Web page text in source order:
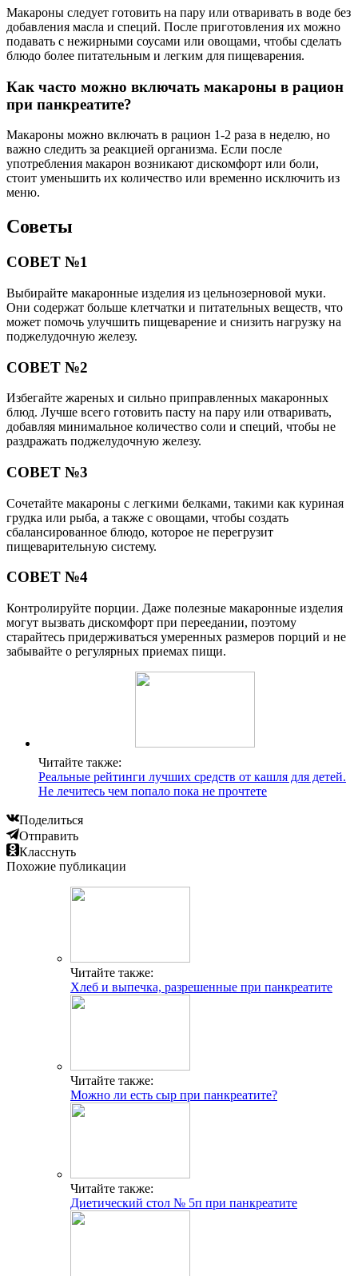
Макароны следует готовить на пару или отваривать в воде без
добавления масла и специй. После приготовления их можно
подавать с нежирными соусами или овощами, чтобы сделать
блюдо более питательным и легким для пищеварения.
Как часто можно включать макароны в рацион
при панкреатите?
Макароны можно включать в рацион 1-2 раза в неделю, но
важно следить за реакцией организма. Если после
употребления макарон возникают дискомфорт или боли,
стоит уменьшить их количество или временно исключить из
меню.
Советы
СОВЕТ №1
Выбирайте макаронные изделия из цельнозерновой муки.
Они содержат больше клетчатки и питательных веществ, что
может помочь улучшить пищеварение и снизить нагрузку на
поджелудочную железу.
СОВЕТ №2
Избегайте жареных и сильно приправленных макаронных
блюд. Лучше всего готовить пасту на пару или отваривать,
добавляя минимальное количество соли и специй, чтобы не
раздражать поджелудочную железу.
СОВЕТ №3
Сочетайте макароны с легкими белками, такими как куриная
грудка или рыба, а также с овощами, чтобы создать
сбалансированное блюдо, которое не перегрузит
пищеварительную систему.
СОВЕТ №4
Контролируйте порции. Даже полезные макаронные изделия
могут вызвать дискомфорт при переедании, поэтому
старайтесь придерживаться умеренных размеров порций и не
забывайте о регулярных приемах пищи.
Читайте также:
Реальные рейтинги лучших средств от кашля для детей.
Не лечитесь чем попало пока не прочтете
Поделиться
Отправить
Класснуть
Похожие публикации
Читайте также:
Хлеб и выпечка, разрешенные при панкреатите
Читайте также:
Можно ли есть сыр при панкреатите?
Читайте также:
Диетический стол № 5п при панкреатите